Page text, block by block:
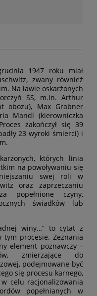
1947 roku miał
zwany również
Na ławie oskarżonych
SS, m.in. Arthur
obozu), Max Grabner
Mandl (kierowniczka
zakończył się 39
23 wyroki śmierci) i
których linia
na powoływaniu się
swej roli w
oraz zaprzeczaniu
popełnione czyny,
świadków lub
winy…” to cytat z
procesie. Zeznania
element poznawczy –
zmierzające do
podejmowane być
się procesu karnego,
celu racjonalizowania
popełnianych w